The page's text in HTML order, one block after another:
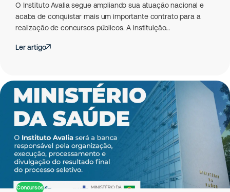
O Instituto Avalia segue ampliando sua atuação nacional e
acaba de conquistar mais um importante contrato para a
realização de concursos públicos. A instituição…
Ler artigo
Concursos